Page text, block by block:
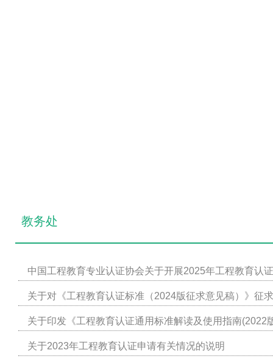
教务处
中国工程教育专业认证协会关于开展2025年工程教育认
关于对《工程教育认证标准（2024版征求意见稿）》征
关于印发《工程教育认证通用标准解读及使用指南(2022
关于2023年工程教育认证申请有关情况的说明